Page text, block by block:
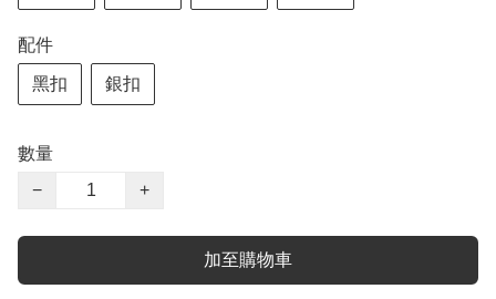
配件
黑扣 銀扣
數量
−
+
加至購物車